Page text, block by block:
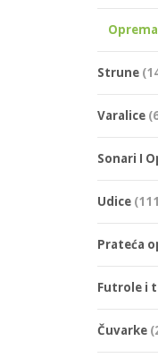
Strune
Varalice
Sonari I
Udice
Prateća
Futrole i
Čuvarke